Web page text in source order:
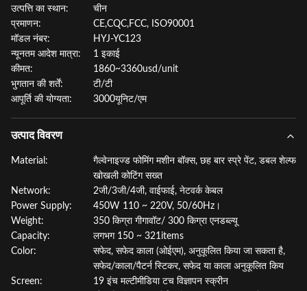
उत्पत्ति का स्थान:
चीन
प्रमाणन:
CE,CQC,FCC, ISO90001
मॉडल नंबर:
HYJ-YC123
न्यूनतम आदेश मात्रा:
1 इकाई
कीमत:
1860~3360usd/unit
भुगतान की शर्तें:
टी/टी
आपूर्ति की योग्यता:
3000यूनिट/एम
उत्पाद विवरण
Material:
गैल्वेनाइज्ड फोमिंग मशीन बॉक्स, छह बार स्प्रे पेंट, डबल शेल्फ
खोखली कोटिंग सख्त
Network:
2जी/3जी/4जी, वाईफाई, नेटवर्क केबल
Power Supply:
450W 110 ~ 220V, 50/60Hz।
Weight:
350 किग्रा गीगावॉट/ 300 किग्रा एनडब्ल्यू
Capacity:
लगभग 150 ~ 321items
Color:
सफेद, सफेद काला (ओईएम), अनुकूलित किया जा सकता है,
सफेद/काला/पैटर्न स्टिकर, सफेद या काला अनुकूलित किय
Screen:
19 इंच मल्टीमीडिया टच विज्ञापन स्क्रीन